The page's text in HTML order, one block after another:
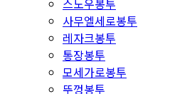
스노우봉투
사무엘세로봉투
레자크봉투
통장봉투
모세가로봉투
뚜껑봉투